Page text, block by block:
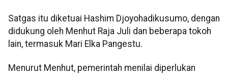
Satgas itu diketuai Hashim Djoyohadikusumo, dengan
didukung oleh Menhut Raja Juli dan beberapa tokoh
lain, termasuk Mari Elka Pangestu.
Menurut Menhut, pemerintah menilai diperlukan